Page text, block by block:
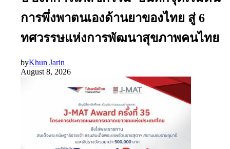
การพึ่งพาตนเองด้านยาของไทย สู่ 6
ทศวรรษแห่งการพัฒนาสุขภาพคนไทย
byKhun Jarin
August 8, 2026